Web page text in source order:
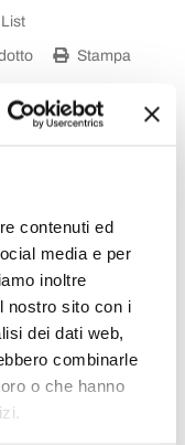
contenuti ed
media e per
inoltre
nostro sito con i
dei dati web,
combinarle
o che hanno
Stampa